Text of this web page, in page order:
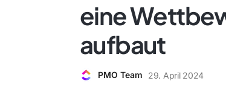
eine
aufbaut
PMO Team 29. April 2024